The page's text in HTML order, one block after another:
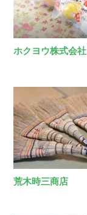
ホクヨウ株式会社
荒木時三商店